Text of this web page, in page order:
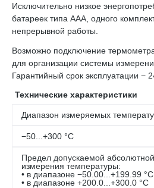
Исключительно низкое
батареек типа ААА, одного
непрерывной работы.
Возможно подключение
для организации системы
Гарантийный срок эксплуатации −
Технические характеристики
Диапазон измеряемых
−50...+300 °С
Предел допускаемой
измерения температуры:
• в диапазоне −50.00...+199.99 °С
• в диапазоне +200.0...+300.0 °С